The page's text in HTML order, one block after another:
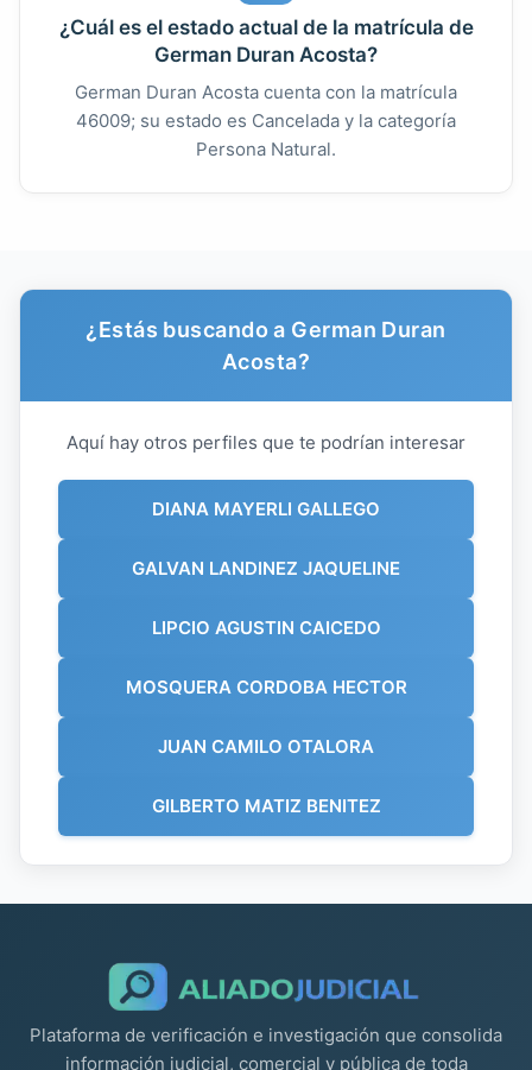
¿Cuál es el estado actual de la matrícula de
German Duran Acosta?
German Duran Acosta cuenta con la matrícula
46009; su estado es Cancelada y la categoría
Persona Natural.
¿Estás buscando a German Duran
Acosta?
Aquí hay otros perfiles que te podrían interesar
DIANA MAYERLI GALLEGO
GALVAN LANDINEZ JAQUELINE
LIPCIO AGUSTIN CAICEDO
MOSQUERA CORDOBA HECTOR
JUAN CAMILO OTALORA
GILBERTO MATIZ BENITEZ
Plataforma de verificación e investigación que consolida
información judicial, comercial y pública de toda